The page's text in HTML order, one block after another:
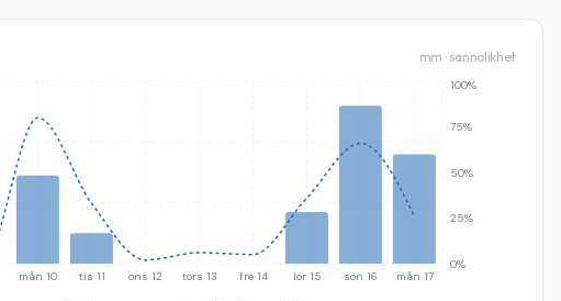
mm · sannolikhet
mån 10 tis 11 ons 12 tors 13 fre 14 lör 15 sön 16 mån 17
0%
25%
50%
75%
100%